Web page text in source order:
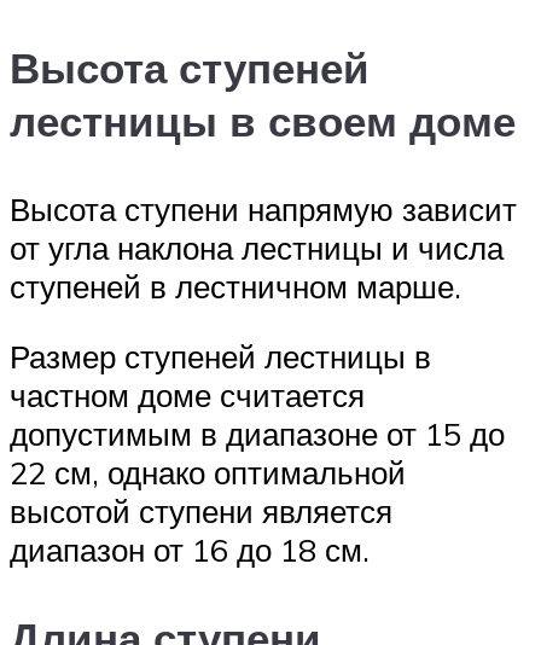
Высота ступеней
лестницы в своем доме
Высота ступени напрямую зависит
от угла наклона лестницы и числа
ступеней в лестничном марше.
Размер ступеней лестницы в
частном доме считается
допустимым в диапазоне от 15 до
22 см, однако оптимальной
высотой ступени является
диапазон от 16 до 18 см.